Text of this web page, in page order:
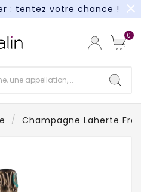
: tentez votre chance !
: tentez votre chance !
close
0
Champagne Laherte